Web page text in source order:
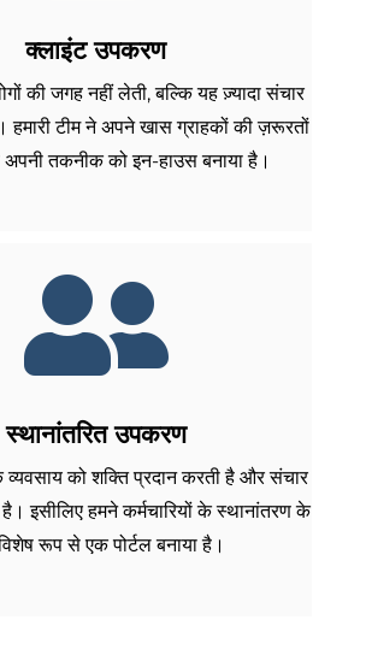
क्लाइंट उपकरण
की जगह नहीं लेती, बल्कि यह ज़्यादा संचार
हमारी टीम ने अपने खास ग्राहकों की ज़रूरतों
तकनीक को इन-हाउस बनाया है।

स्थानांतरित उपकरण
व्यवसाय को शक्ति प्रदान करती है और संचार
इसीलिए हमने कर्मचारियों के स्थानांतरण के
रूप से एक पोर्टल बनाया है।